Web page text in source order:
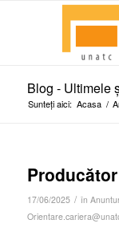
Blog - Ultimele
Sunteți aici: Acasa /
17/06/2025 / în